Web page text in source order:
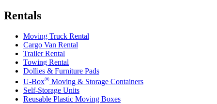
Rentals
Moving Truck Rental
Cargo Van Rental
Trailer Rental
Towing Rental
Dollies & Furniture Pads
U-Box® Moving & Storage Containers
Self-Storage Units
Reusable Plastic Moving Boxes